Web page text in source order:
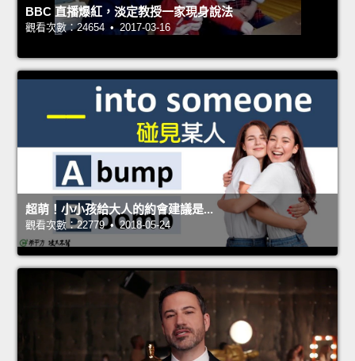
BBC 直播爆紅，淡定教授一家現身說法
觀看次數：24654 • 2017-03-16
超萌！小小孩給大人的約會建議是...
觀看次數：22779 • 2018-05-24